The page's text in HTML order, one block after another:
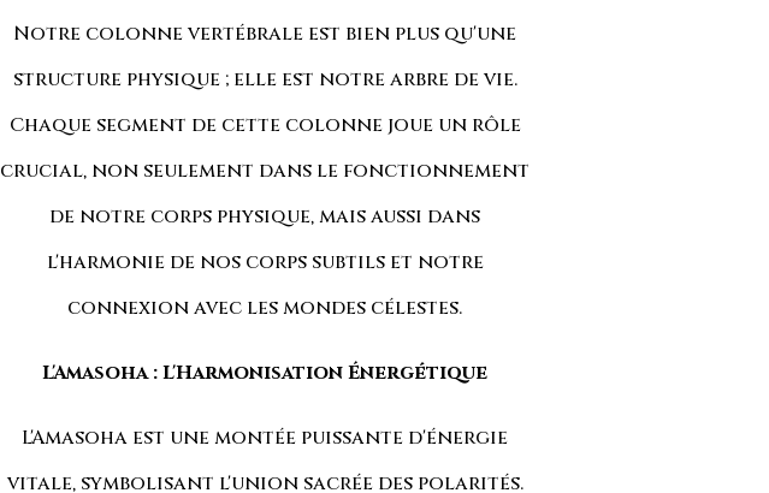
Notre colonne vertébrale est bien plus qu'une
structure physique ; elle est notre arbre de vie.
Chaque segment de cette colonne joue un rôle
crucial, non seulement dans le fonctionnement
de notre corps physique, mais aussi dans
l'harmonie de nos corps subtils et notre
connexion avec les mondes célestes.
L'Amasoha : L'Harmonisation Énergétique
L'Amasoha est une montée puissante d'énergie
vitale, symbolisant l'union sacrée des polarités.